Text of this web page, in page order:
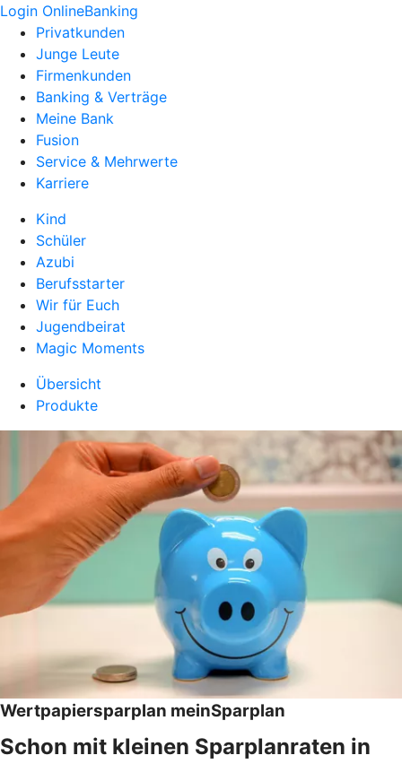
Login OnlineBanking
Privatkunden
Junge Leute
Firmenkunden
Banking & Verträge
Meine Bank
Fusion
Service & Mehrwerte
Karriere
Kind
Schüler
Azubi
Berufsstarter
Wir für Euch
Jugendbeirat
Magic Moments
Übersicht
Produkte
Wertpapiersparplan meinSparplan
Schon mit kleinen Sparplanraten in